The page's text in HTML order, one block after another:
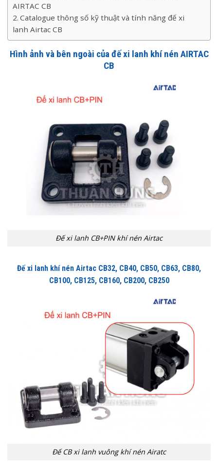
AIRTAC CB
Catalogue thông số kỹ thuật và tính năng đế xi
lanh Airtac CB
Hình ảnh và bên ngoài của đế xi lanh khí nén AIRTAC
CB
Đế xi lanh CB+PIN khí nén Airtac
Đế xi lanh khí nén Airtac CB32, CB40, CB50, CB63, CB80,
CB100, CB125, CB160, CB200, CB250
Đế CB xi lanh vuông khí nén Airatc